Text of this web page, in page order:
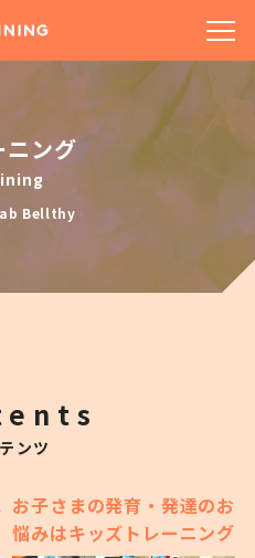
ニング
Bellthy
ンツ
お子さまの発育・発達のお
悩みはキッズトレーニング